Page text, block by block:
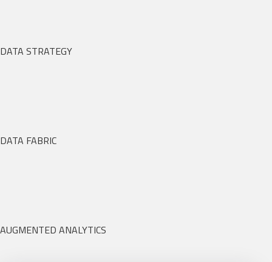
DATA STRATEGY
DATA FABRIC
AUGMENTED ANALYTICS